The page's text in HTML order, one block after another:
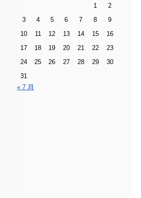
1
2
3
4 5 6 7 8
9
10
11 12 13 14 15
16
17
18 19 20 21 22
23
24
25 26 27 28 29
30
31
« 7 月